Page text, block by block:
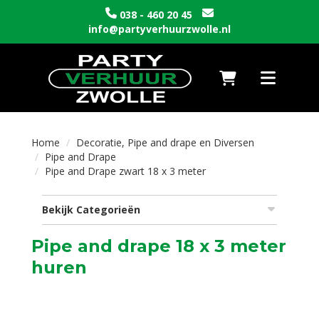
038 - 460 20 45
info@partyverhuurzwolle.nl
Naar winkelwagen
Toggle
Home
Decoratie, Pipe and drape en Diversen
Pipe and Drape
Pipe and Drape zwart 18 x 3 meter
Bekijk Categorieën
Pipe and drape 18 x 3 meter
huren